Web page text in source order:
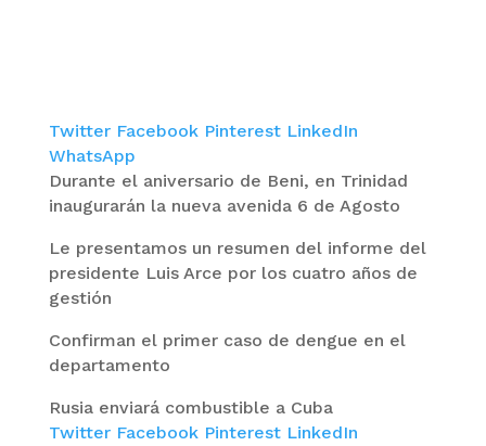
Twitter Facebook Pinterest LinkedIn
WhatsApp
Durante el aniversario de Beni, en Trinidad
inaugurarán la nueva avenida 6 de Agosto
Le presentamos un resumen del informe del
presidente Luis Arce por los cuatro años de
gestión
Confirman el primer caso de dengue en el
departamento
Rusia enviará combustible a Cuba
Twitter Facebook Pinterest LinkedIn